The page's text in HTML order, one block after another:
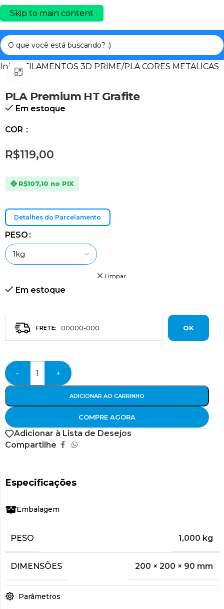
Skip to main content
Início/ FILAMENTOS 3D PRIME/PLA CORES METALICAS
Clique para ampliar
PLA Premium HT Grafite
Em estoque
COR
R$119,00
R$107,10 no PIX
Detalhes do Parcelamento
PESO
Limpar
Em estoque
OK
- +
ADICIONAR AO CARRINHO
COMPRE AGORA
Adicionar à Lista de Desejos
Compartilhe
Especificações
Embalagem
PESO 1,000 kg
DIMENSÕES 200 × 200 × 90 mm
Parâmetros